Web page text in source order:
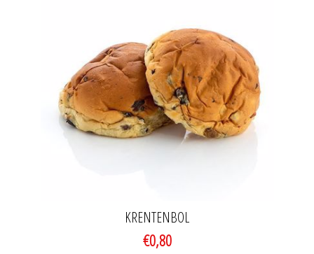
KRENTENBOL
€0,80